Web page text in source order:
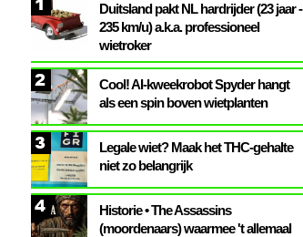
Duitsland pakt NL hardrijder (23 jaar -
235 km/u) a.k.a. professioneel
wietroker
2
Cool! AI-kweekrobot Spyder hangt
als een spin boven wietplanten
3
Legale wiet? Maak het THC-gehalte
niet zo belangrijk
4
Historie • The Assassins
(moordenaars) waarmee 't allemaal